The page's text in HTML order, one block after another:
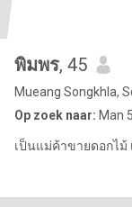
พิมพร, 45
Mueang Songkhla,
Op zoek naar: Man
เป็นแม่ค้าขายดอกไม้